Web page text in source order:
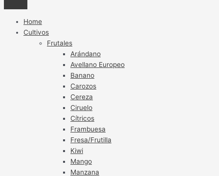
Home
Cultivos
Frutales
Arándano
Avellano Europeo
Banano
Carozos
Cereza
Ciruelo
Cítricos
Frambuesa
Fresa/Frutilla
Kiwi
Mango
Manzana